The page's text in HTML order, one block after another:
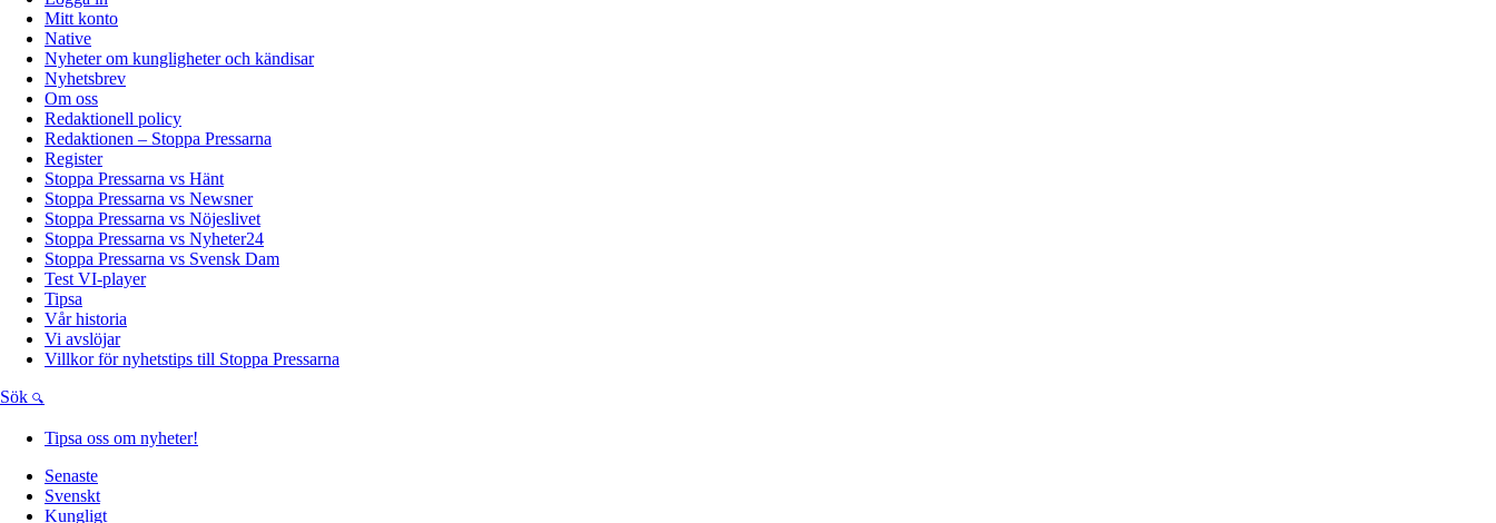
Mitt konto
Native
Nyheter om kungligheter och kändisar
Nyhetsbrev
Om oss
Redaktionell policy
Redaktionen – Stoppa Pressarna
Register
Stoppa Pressarna vs Hänt
Stoppa Pressarna vs Newsner
Stoppa Pressarna vs Nöjeslivet
Stoppa Pressarna vs Nyheter24
Stoppa Pressarna vs Svensk Dam
Test VI-player
Tipsa
Vår historia
Vi avslöjar
Villkor för nyhetstips till Stoppa Pressarna
Sök
Tipsa oss om nyheter!
Senaste
Svenskt
Kungligt